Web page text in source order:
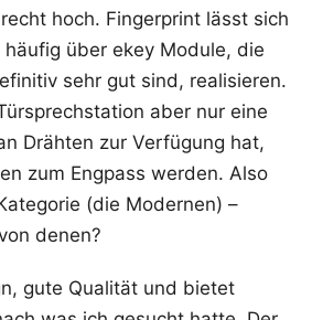
hoch. Fingerprint lässt sich
über ekey Module, die
sehr gut sind, realisieren.
aber nur eine
Drähten zur Verfügung hat,
zum Engpass werden. Also
(die Modernen) –
denen?
gute Qualität und bietet